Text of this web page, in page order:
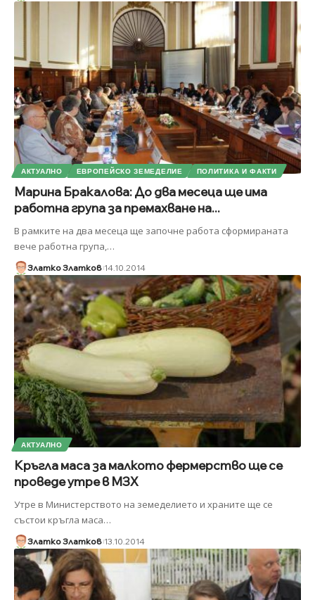
АКТУАЛНО ЕВРОПЕЙСКО ЗЕМЕДЕЛИЕ ПОЛИТИКА И ФАКТИ
Марина Бракалова: До два месеца ще има
работна група за премахване на...
В рамките на два месеца ще започне работа сформираната
вече работна група,…
Златко Златков 14.10.2014
АКТУАЛНО
Кръгла маса за малкото фермерство ще се
проведе утре в МЗХ
Утре в Министерството на земеделието и храните ще се
състои кръгла маса…
Златко Златков 13.10.2014